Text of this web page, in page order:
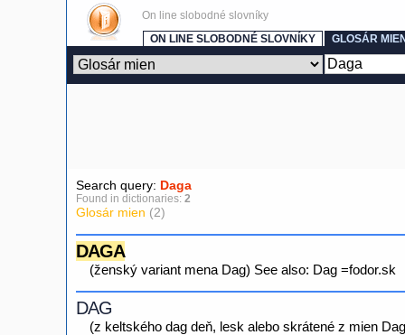
On line slobodné slovníky
ON LINE SLOBODNÉ SLOVNÍKY
GLOSÁR
Search query: Daga
Found in dictionaries: 2
Glosár mien (2)
DAGA
(ženský variant mena Dag) See also: Dag =fodor.sk
DAG
(z keltského dag deň, lesk alebo skrátené z mien